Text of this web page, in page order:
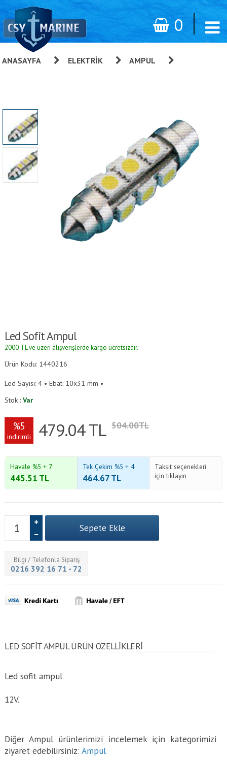
0
ANASAYFA ELEKTRIK AMPUL
Led Sofit Ampul
2000 TL ve üzeri alışverişlerde kargo ücretsizdir.
Ürün Kodu: 1440216
Led Sayısı: 4 • Ebat: 10x31 mm •
Stok :Var
%5
indirimli 479.04TL 504.00TL
Havale %5 + 7
445.51 TL
Tek Çekim %5 + 4
464.67TL
Taksit seçenekleri
için tıklayın
Bilgi / Telefonla Sipariş
0216 392 16 71 - 72
LED SOFIT AMPUL ÜRÜN ÖZELLİKLERİ
Led sofit ampul
12V.
Diğer Ampul ürünlerimizi incelemek için kategorimizi
ziyaret edebilirsiniz:Ampul